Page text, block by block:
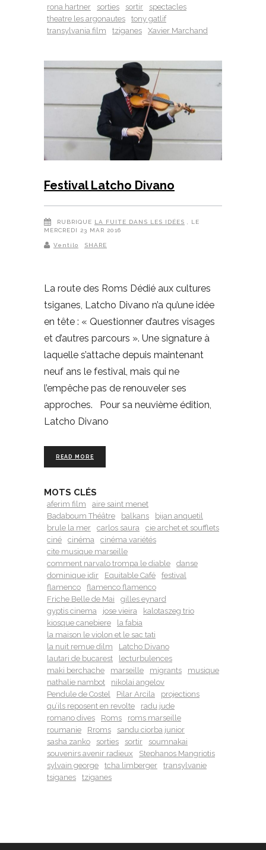
rona hartner
sorties sortir
spectacles
theatre les argonautes
tony gatlif
transylvania film
tziganes Xavier Marchand
Festival Latcho Divano
RUBRIQUE LA FUITE DANS LES IDÉES , LE
MERCREDI 23 MAR 2016
Ventilo SHARE
La route des Roms Dédié aux cultures
tsiganes, Latcho Divano n’a qu’une idée
en tête : « Questionner d’autres visages
et d’autres parcours ». Une signature à
laquelle s’attache depuis maintenant
neuf ans le festival, mais qui ne
l’empêche pas de renouveler ses
approches. Pour sa neuvième édition,
Latcho Divano
READ MORE
MOTS CLÉS
aferim film
aire saint menet
Badaboum Théâtre
balkans
bijan anquetil
brule la mer
carlos saura
cie archet et soufflets
ciné
cinéma
cinéma variétés
cite musique marseille
comment narvalo trompa le diable
danse
dominique idir
Equitable Café
festival
flamenco
flamenco flamenco
Friche Belle de Mai
gilles eynard
gyptis cinema
jose vieira
kalotaszeg trio
kiosque canebiere
la fabia
la maison le violon et le sac tati
la nuit remue dilm
Latcho Divano
lautari de bucarest
lecturbulences
maki berchache
marseille migrants
musique
nathalie nambot
nikolai angelov
Pendule de Costel
Pilar Arcila
projections
qu’ils reposent en revolte
radu jude
romano dives
Roms
roms marseille
roumanie
Rroms
sandu ciorba junior
sasha zanko
sorties sortir
soumnakai
souvenirs avenir radieux
Stephanos Mangriotis
sylvain george
tcha limberger
transylvanie
tsiganes
tziganes